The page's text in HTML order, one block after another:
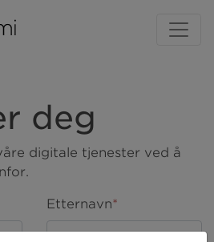
deg
digitale tjenester ved å
Etternavn*